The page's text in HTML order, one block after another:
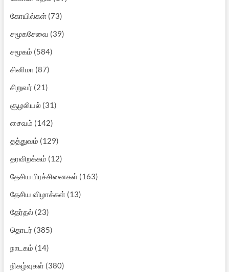
கோயில்கள்(73)
சமூகசேவை (39)
சமூகம் (584)
சினிமா (87)
சிறுவர் (21)
சூழலியல்(31)
சைவம் (142)
தத்துவம் (129)
தரவிறக்கம் (12)
தேசிய பிரச்சினைகள்(163)
தேசிய விழாக்கள்(13)
தேர்தல்(23)
தொடர் (385)
நாடகம் (14)
நிகழ்வுகள்(380)